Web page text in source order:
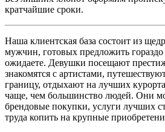
кратчайшие сроки.
Наша клиентская база состоит из
мужчин, готовых предложить
ожидаете. Девушки посещают
знакомятся с артистами,
границу, отдыхают на лучших
чаще, чем большинство людей. Они
брендовые покупки, услуги лучших
труда копить на крупные